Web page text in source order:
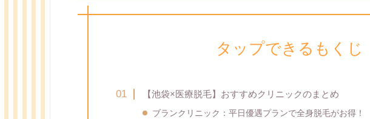
タップできるもくじ
【池袋×医療脱毛】おすすめクリニックのまとめ
ブランクリニック：平日優遇プランで全身脱毛がお得！